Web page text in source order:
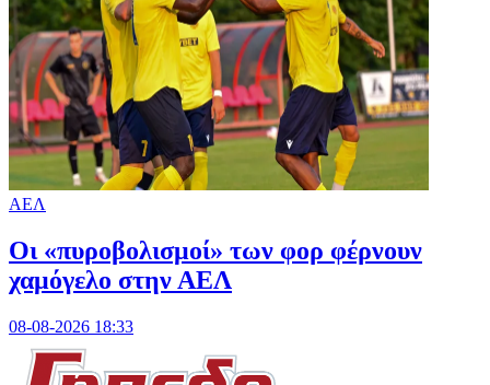
ΑΕΛ
Οι «πυροβολισμοί» των φορ φέρνουν
χαμόγελο στην ΑΕΛ
08-08-2026 18:33